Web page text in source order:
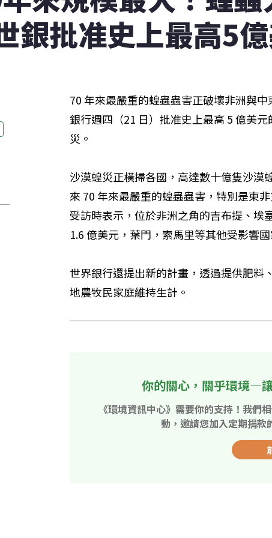
銀批准史上最高5
70 年來最嚴重的蝗蟲蟲害正破壞非洲與
銀行週四（21 日）批准史上最高 5 億美
災。
沙漠蝗災正橫掃各國，高達數十億隻沙漠
來 70 年來最嚴重的蝗蟲蟲害，特別是東
受訪時表示，位於非洲之角的吉布提、埃
1.6 億美元，葉門，索馬里等其他受影響
世界銀行還提出新的計畫，透過提供肥料
地農牧民家庭維持生計。
你的關心，關乎環境—
《環境資訊中心》需要你的支持！我們
動，邀請您加入定期捐款